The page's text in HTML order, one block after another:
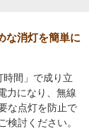
な消灯を簡単に
間」で成り立
力になり、無線
な点灯を防止で
検討ください。